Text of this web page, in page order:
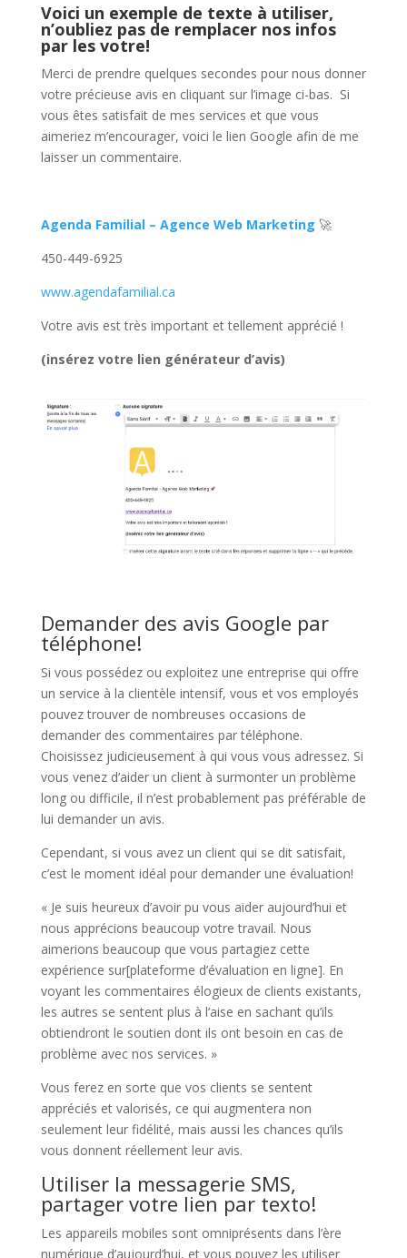
Voici un exemple de texte à utiliser,
n’oubliez pas de remplacer nos infos
par les votre!
Merci de prendre quelques secondes pour nous donner
votre précieuse avis en cliquant sur l’image ci-bas. Si
vous êtes satisfait de mes services et que vous
aimeriez m’encourager, voici le lien Google afin de me
laisser un commentaire.
Agenda Familial – Agence Web Marketing 🚀
450-449-6925
www.agendafamilial.ca
Votre avis est très important et tellement apprécié !
(insérez votre lien générateur d’avis)
Demander des avis Google par
téléphone!
Si vous possédez ou exploitez une entreprise qui offre
un service à la clientèle intensif, vous et vos employés
pouvez trouver de nombreuses occasions de
demander des commentaires par téléphone.
Choisissez judicieusement à qui vous vous adressez. Si
vous venez d’aider un client à surmonter un problème
long ou difficile, il n’est probablement pas préférable de
lui demander un avis.
Cependant, si vous avez un client qui se dit satisfait,
c’est le moment idéal pour demander une évaluation!
« Je suis heureux d’avoir pu vous aider aujourd’hui et
nous apprécions beaucoup votre travail. Nous
aimerions beaucoup que vous partagiez cette
expérience sur[plateforme d’évaluation en ligne]. En
voyant les commentaires élogieux de clients existants,
les autres se sentent plus à l’aise en sachant qu’ils
obtiendront le soutien dont ils ont besoin en cas de
problème avec nos services. »
Vous ferez en sorte que vos clients se sentent
appréciés et valorisés, ce qui augmentera non
seulement leur fidélité, mais aussi les chances qu’ils
vous donnent réellement leur avis.
Utiliser la messagerie SMS,
partager votre lien par texto!
Les appareils mobiles sont omniprésents dans l’ère
numérique d’aujourd’hui, et vous pouvez les utiliser